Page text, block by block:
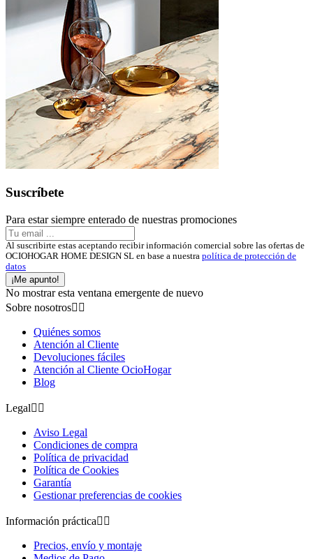
Suscríbete
Para estar siempre enterado de nuestras promociones
Al suscribirte estas aceptando recibir información comercial sobre las ofertas de
OCIOHOGAR HOME DESIGN SL en base a nuestra política de protección de
datos
¡Me apunto!
No mostrar esta ventana emergente de nuevo
Sobre nosotros 
Quiénes somos
Atención al Cliente
Devoluciones fáciles
Atención al Cliente OcioHogar
Blog
Legal 
Aviso Legal
Condiciones de compra
Política de privacidad
Política de Cookies
Garantía
Gestionar preferencias de cookies
Información práctica 
Precios, envío y montaje